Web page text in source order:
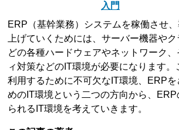
入門
ERP（基幹業務）システムを稼働させ
上げていくためには、サーバー機器や
どの各種ハードウェアやネットワーク
ィ対策などのIT環境が必要になります
利用するために不可欠なIT環境、ERP
めのIT環境という二つの方向から、
られるIT環境を考えていきます。